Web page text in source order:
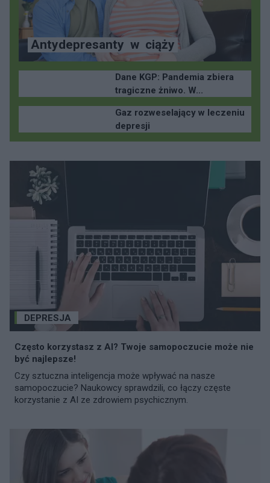
Antydepresanty w ciąży
Dane KGP: Pandemia zbiera
tragiczne żniwo. W...
Gaz rozweselający w leczeniu
depresji
DEPRESJA
Często korzystasz z AI? Twoje samopoczucie może nie
być najlepsze!
Czy sztuczna inteligencja może wpływać na nasze
samopoczucie? Naukowcy sprawdzili, co łączy częste
korzystanie z AI ze zdrowiem psychicznym.